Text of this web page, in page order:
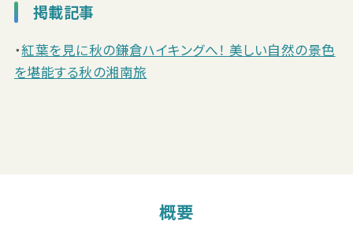
掲載記事
・紅葉を見に秋の鎌倉ハイキングへ！ 美しい自然の景色
を堪能する秋の湘南旅
概要